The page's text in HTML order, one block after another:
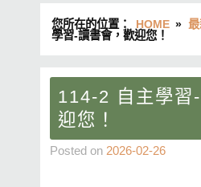
您所在的位置： HOME
學習-讀書會，歡迎您！
114-2 自主學習
迎您！
Posted on 2026-02-26